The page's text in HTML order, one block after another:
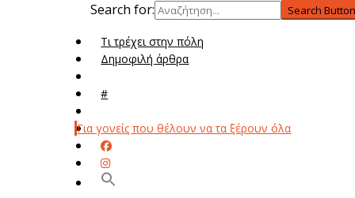
Search for: Search
Τι τρέχει στην πόλη
Δημοφιλή άρθρα
#
Για γονείς που θέλουν να τα ξέρουν όλα